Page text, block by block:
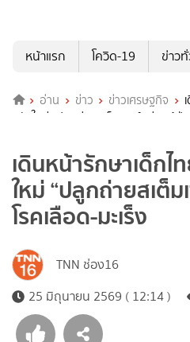
หน้าแรก
โควิด-19 ข่าว
อ่าน ข่าว ข่าวเศรษฐกิจ
หวังใหม่ “ปลูกถ่ายสเต็มเซลล์” ช่วยผู้ป่ว
เดินหน้ารักษาเด็กไ
ใหม่ “ปลูกถ่ายสเต็
โรคเลือด-มะเร็ง
TNN ช่อง16
25 มิถุนายน 2569 ( 12:14 )